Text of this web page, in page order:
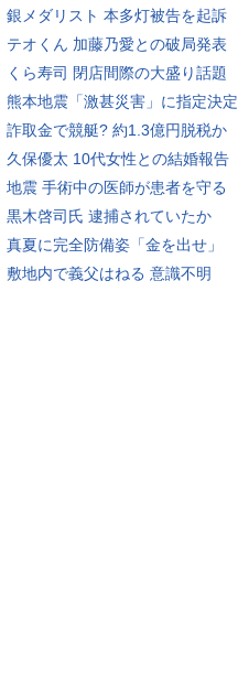
銀メダリスト 本多灯被告を起訴
テオくん 加藤乃愛との破局発表
くら寿司 閉店間際の大盛り話題
熊本地震「激甚災害」に指定決定
詐取金で競艇? 約1.3億円脱税か
久保優太 10代女性との結婚報告
地震 手術中の医師が患者を守る
黒木啓司氏 逮捕されていたか
真夏に完全防備姿「金を出せ」
敷地内で義父はねる 意識不明